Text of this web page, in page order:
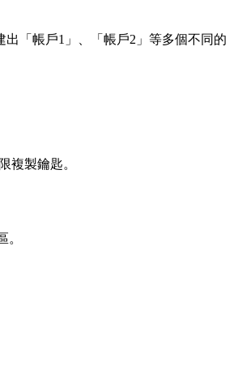
「帳戶1」、「帳戶2」等多個不同的
複製鑰匙。